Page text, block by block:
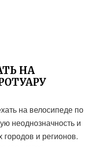
НА
на велосипеде по
неоднозначность и
и регионов.